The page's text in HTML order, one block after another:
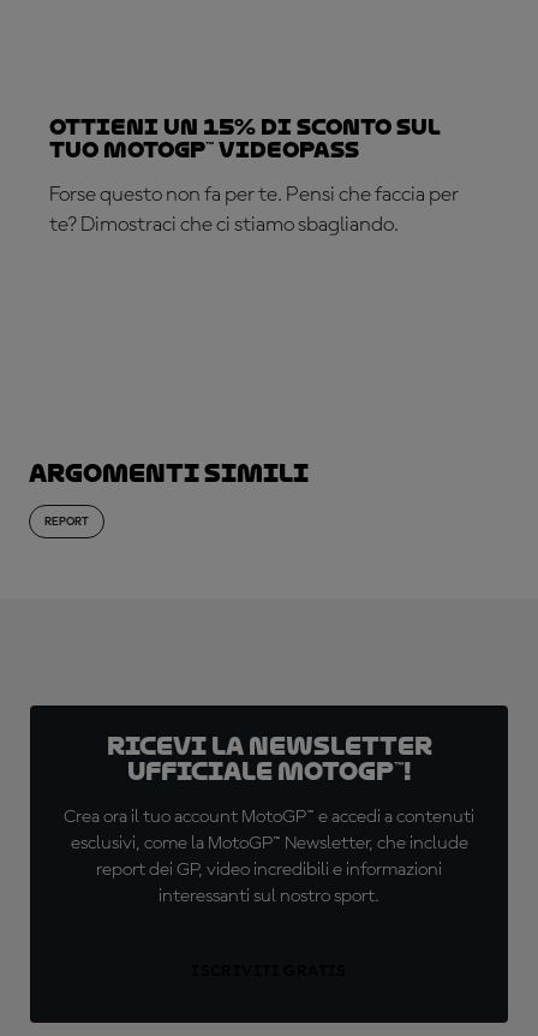
Ottieni un 15% di sconto sul
tuo MotoGP™ VideoPass
Forse questo non fa per te. Pensi che faccia per
te? Dimostraci che ci stiamo sbagliando.
Argomenti simili
REPORT
Ricevi la newsletter
ufficiale MotoGP™!
Crea ora il tuo account MotoGP™ e accedi a contenuti
esclusivi, come la MotoGP™ Newsletter, che include
report dei GP, video incredibili e informazioni
interessanti sul nostro sport.